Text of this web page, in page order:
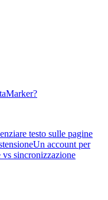
testo sulle pagine
Un account per
sincronizzazione